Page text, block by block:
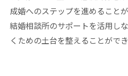
成婚へのステップを進めること
結婚相談所のサポートを活用し
くための土台を整えることができ